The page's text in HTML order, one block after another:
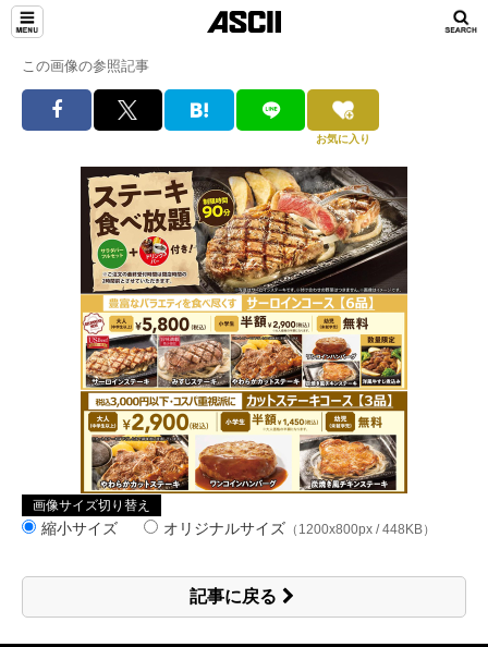
この画像の参照記事
お気に入り
画像サイズ切り替え
縮小サイズ オリジナルサイズ （1200x800px / 448KB）
記事に戻る